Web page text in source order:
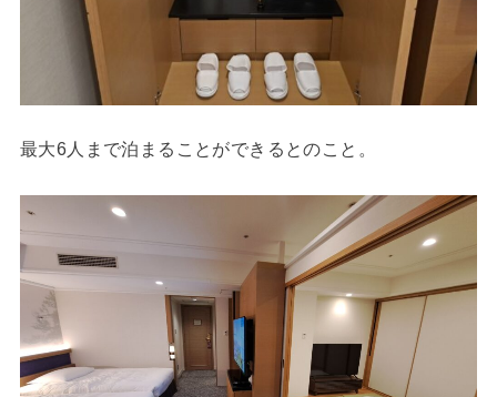
最大6人まで泊まることができるとのこと。